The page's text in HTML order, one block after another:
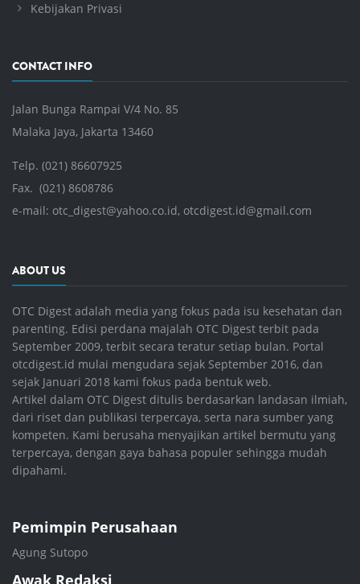
Kebijakan Privasi
CONTACT INFO
Jalan Bunga Rampai V/4 No. 85
Malaka Jaya, Jakarta 13460
Telp. (021) 86607925
Fax. (021) 8608786
e-mail: otc_digest@yahoo.co.id, otcdigest.id@gmail.com
ABOUT US
OTC Digest adalah media yang fokus pada isu kesehatan dan
parenting. Edisi perdana majalah OTC Digest terbit pada
September 2009, terbit secara teratur setiap bulan. Portal
otcdigest.id mulai mengudara sejak September 2016, dan
sejak Januari 2018 kami fokus pada bentuk web.
Artikel dalam OTC Digest ditulis berdasarkan landasan ilmiah,
dari riset dan publikasi terpercaya, serta nara sumber yang
kompeten. Kami berusaha menyajikan artikel bermutu yang
terpercaya, dengan gaya bahasa populer sehingga mudah
dipahami.
Pemimpin Perusahaan
Agung Sutopo
Awak Redaksi